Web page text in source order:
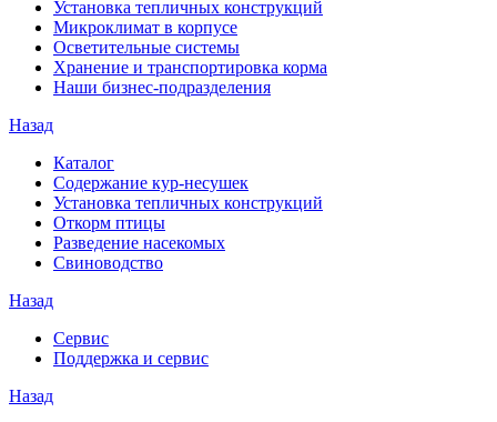
Установка тепличных конструкций
Микроклимат в корпусе
Осветительные системы
Хранение и транспортировка корма
Наши бизнес-подразделения
Назад
Каталог
Содержание кур-несушек
Установка тепличных конструкций
Откорм птицы
Разведение насекомых
Свиноводство
Назад
Сервис
Поддержка и сервис
Назад